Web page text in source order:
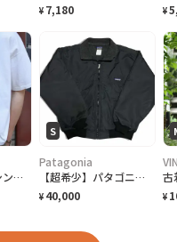
¥ 7,180 ¥
古着 Simpsons シンプソン ウィトルウィウス的人体図 Tシャツ
S
Patagonia
【超希少】パタゴニアシェルドシンチラブラック28131EF4Synchilla
¥ 40,000 ¥